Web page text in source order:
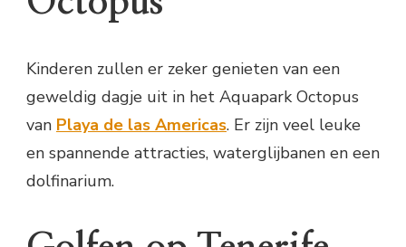
Kinderen zullen er zeker genieten van een
geweldig dagje uit in het Aquapark Octopus
van Playa de las Americas. Er zijn veel leuke
en spannende attracties, waterglijbanen en een
dolfinarium.